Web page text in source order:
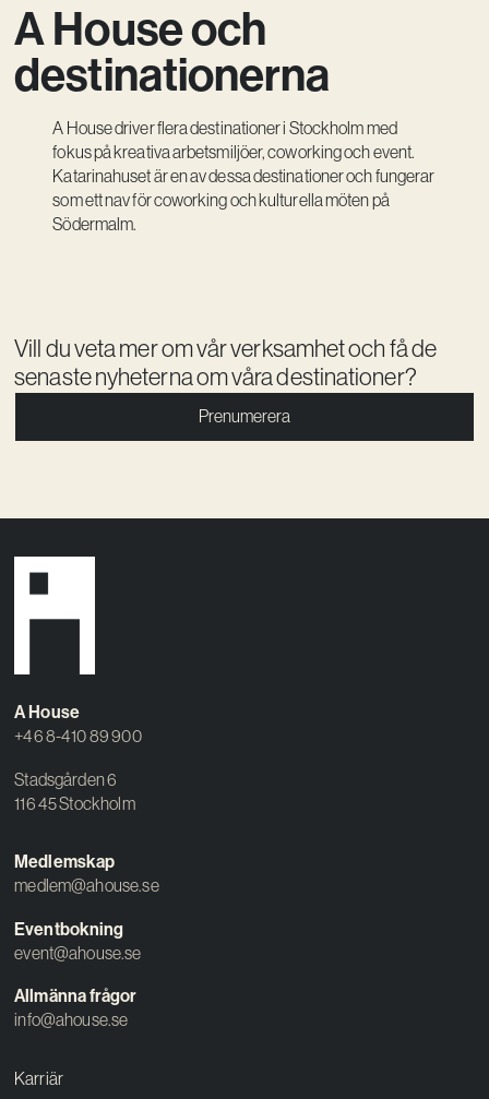
A House och
destinationerna
A House driver flera destinationer i Stockholm med
fokus på kreativa arbetsmiljöer, coworking och event.
Katarinahuset är en av dessa destinationer och fungerar
som ett nav för coworking och kulturella möten på
Södermalm.
Vill du veta mer om vår verksamhet och få de
senaste nyheterna om våra destinationer?
Prenumerera
A House
+46 8-410 89 900
Stadsgården 6
116 45 Stockholm
Medlemskap
medlem@ahouse.se
Eventbokning
event@ahouse.se
Allmänna frågor
info@ahouse.se
Karriär